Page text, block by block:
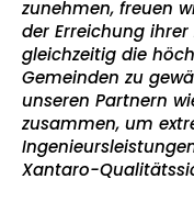
zunehmen, freuen
der Erreichung
gleichzeitig die
Gemeinden zu
unseren Partnern
zusammen, um
Xantaro-